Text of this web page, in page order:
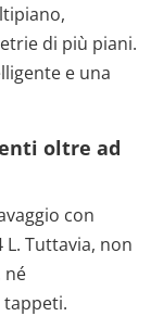
di più piani.
e una
oltre ad
con
Tuttavia, non
né